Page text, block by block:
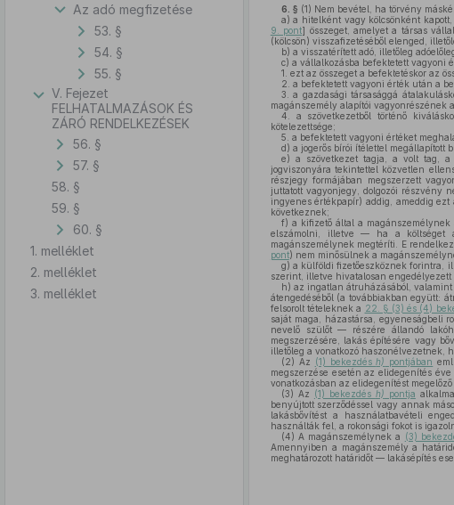
Az adó megfizetése
53. §
54. §
55. §
V. Fejezet
FELHATALMAZÁSOK ÉS
ZÁRÓ RENDELKEZÉSEK
56. §
57. §
58. §
59. §
60. §
1. melléklet
2. melléklet
3. melléklet
6. § (1) Nem bevétel, ha törvény
a) a hitelként vagy kölcsönként
9. pont] összeget, amelyet a társas
(kölcsön) visszafizetéséből elenged,
b) a visszatérített adó, illetőleg
c) a vállalkozásba befektetett vagyoni
1. ezt az összeget a befektetéskor az
2. a befektetett vagyoni érték után a
3. a gazdasági társasággá
magánszemély alapítói vagyonrészének
4. a szövetkezetből történő
kötelezettsége;
5. a befektetett vagyoni értéket
d) a jogerős bírói ítélettel megállapított
e) a szövetkezet tagja, a volt tag, a
jogviszonyára tekintettel közvetlen
részjegy formájában megszerzett
juttatott vagyonjegy, dolgozói részvény
ingyenes értékpapír) addig, ameddig
következnek;
f) a kifizető által a
elszámolni, illetve — ha a költséget
magánszemélynek megtéríti. E
pont) nem minősülnek a
g) a külföldi fizetőeszköznek forintra,
szerint, illetve hivatalosan engedélyezett
h) az ingatlan átruházásából,
átengedéséből (a továbbiakban együtt:
felsorolt tételeknek a 22. § (3) és (4)
saját maga, házastársa, egyeneságbeli
nevelő szülőt — részére állandó
megszerzésére, lakás építésére vagy
illetőleg a vonatkozó haszonélvezetnek,
(2) Az (1) bekezdésh) pontjában
megszerzése esetén az elidegenítés
vonatkozásban az elidegenítést
(3) Az (1) bekezdés h) pontja
benyújtott szerződéssel vagy annak
lakásbővítést a használatbavételi
használták fel, a rokonsági fokot is
(4) A magánszemélynek a (3)
Amennyiben a magánszemély a
meghatározott határidőt — lakásépítés